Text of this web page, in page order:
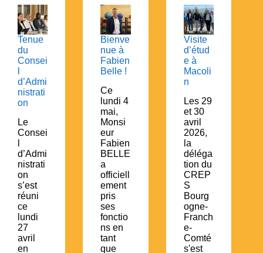
Tenue
du
Consei
d’Admi
nistrati
on
Le
Consei
d’Admi
nistrati
on
s’est
réuni
ce
lundi
27
avril
en
Bienve
nue à
Fabien
Belle !
Ce
lundi 4
mai,
Monsi
eur
Fabien
BELLE
a
officiell
ement
pris
ses
fonctio
ns en
tant
que
Visite
d’étud
e à
Macoli
n
Les 29
et 30
avril
2026,
la
déléga
tion du
CREP
S
Bourg
ogne-
Franch
e-
Comté
s'est